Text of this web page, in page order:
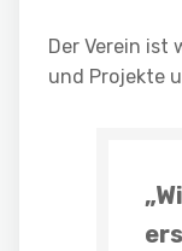
Der Verein ist
und Projekte